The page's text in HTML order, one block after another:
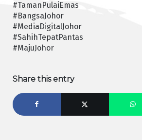
#TamanPulaiEmas
#BangsaJohor
#MediaDigitalJohor
#SahihTepatPantas
#MajuJohor
Share this entry